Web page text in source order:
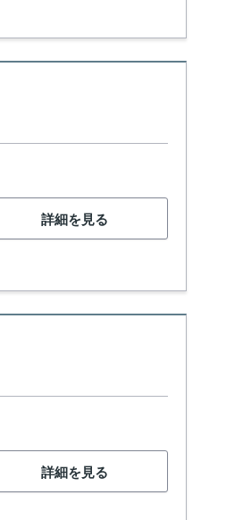
詳細を見る
詳細を見る